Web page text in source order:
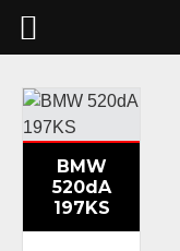
BMW
520dA
197KS